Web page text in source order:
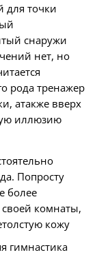
для точки
снаружи
нет, но
рода тренажер
атакже вверх
иллюзию
Попросту
более
своей комнаты,
кожу